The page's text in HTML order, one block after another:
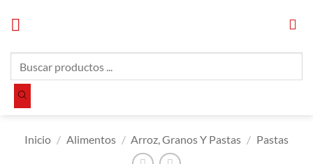
productos
Inicio / Alimentos / Arroz, Granos Y Pastas / Pastas